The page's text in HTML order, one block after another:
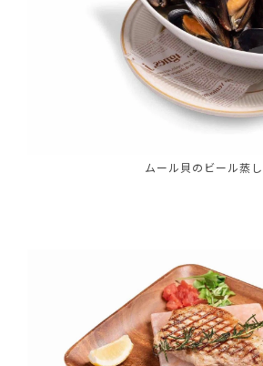
ムール貝のビール蒸し